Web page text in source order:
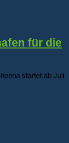
für die
startet ab Juli